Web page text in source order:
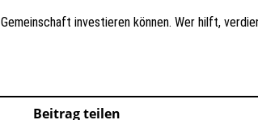
investieren können. Wer hilft,
Beitrag teilen